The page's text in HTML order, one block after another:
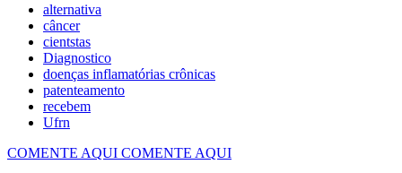
alternativa
câncer
cientstas
Diagnostico
doenças inflamatórias crônicas
patenteamento
recebem
Ufrn
COMENTE AQUI COMENTE AQUI